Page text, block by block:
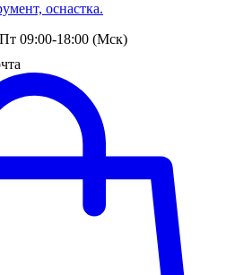
оснастка.
09:00-18:00 (Мск)